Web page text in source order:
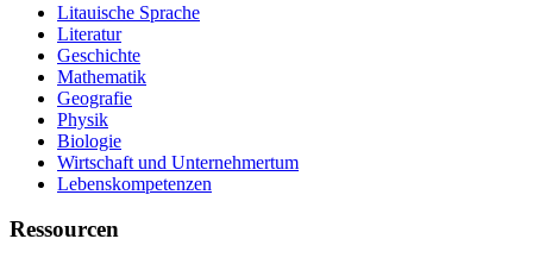
Litauische Sprache
Literatur
Geschichte
Mathematik
Geografie
Physik
Biologie
Wirtschaft und Unternehmertum
Lebenskompetenzen
Ressourcen